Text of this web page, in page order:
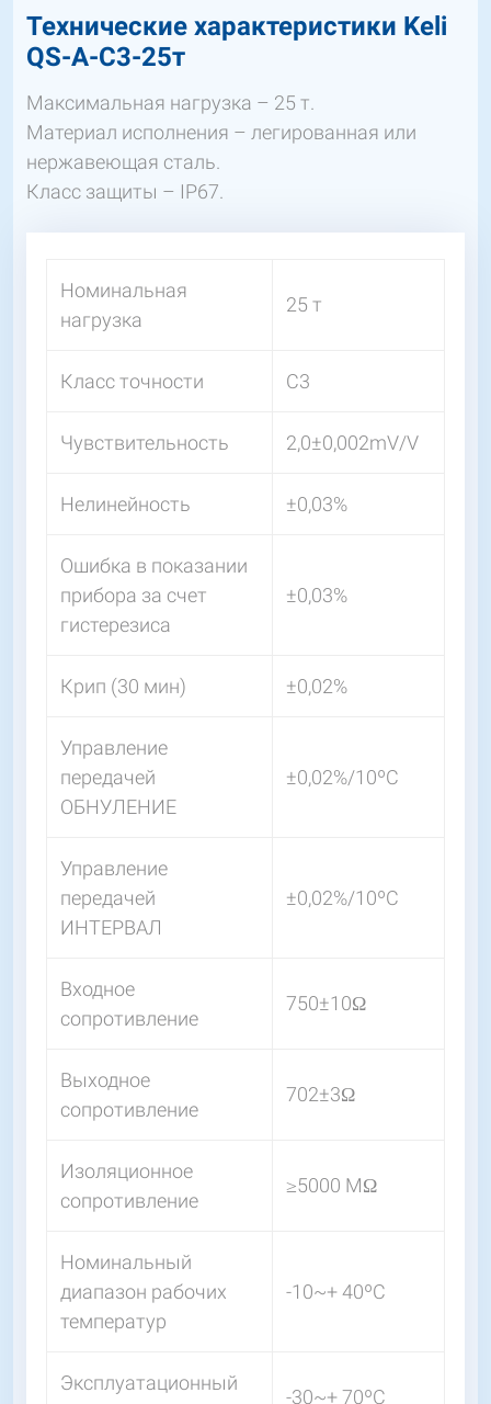
Технические характеристики Keli
QS-A-C3-25т
Максимальная нагрузка – 25 т.
Материал исполнения – легированная или
нержавеющая сталь.
Класс защиты – IP67.
Номинальная
нагрузка
25 т
Класс точности С3
Чувствительность 2,0±0,002mV/V
Нелинейность ±0,03%
Ошибка в показании
прибора за счет
гистерезиса
±0,03%
Крип (30 мин) ±0,02%
Управление
передачей
ОБНУЛЕНИЕ
±0,02%/10ºС
Управление
передачей
ИНТЕРВАЛ
±0,02%/10ºС
Входное
сопротивление
750±10Ω
Выходное
сопротивление
702±3Ω
Изоляционное
сопротивление
≥5000 МΩ
Номинальный
диапазон рабочих
температур
-10~+ 40ºС
Эксплуатационный
-30~+ 70ºС